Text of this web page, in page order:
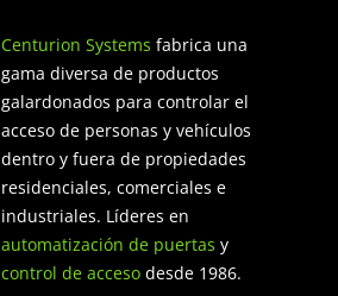
Centurion Systemsfabrica una
gama diversa de productos
galardonados para controlar el
acceso de personas y vehículos
dentro y fuera de propiedades
residenciales, comerciales e
industriales. Líderes en
automatización de puertas y
control de acceso desde 1986.